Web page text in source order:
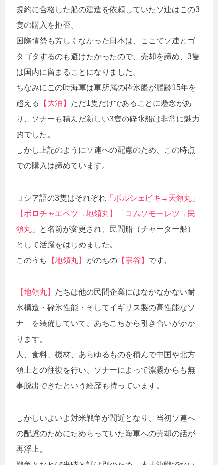
規約に合格した船の建造を依頼していたソ連はこの3
隻の購入を拒否。
国際情勢も芳しくなかった日本は、ここでソ連とゴ
タゴタするのも避けたかったので、売却を諦め、3隻
は国内に留まることになりました。
ちなみにこの時海軍は軍所属の砕氷艦が艦齢15年を
超える
【大泊】 ただ1隻だけであることに懸念があ
り、ソナーも積んだ新しい3隻の砕氷船は非常に魅力
的でした。
しかし上記のようにソ連への配慮のため、この時点
での購入は諦めています。
ロシア語の3隻はそれぞれ 「ボルシェビキ→天領丸」
【ボロチャエベツ→地領丸】「コムソモーレツ→民
領丸」
と名前が変更され、民間船（チャーター船）
として活躍をはじめました。
このうち
【地領丸】 がのちの 【宗谷】 です。
【地領丸】 たちは他の民間企業にはなかなかない耐
氷構造・砕氷性能・そしてイギリス製の高性能なソ
ナーを装備していて、あちこちから引き合いがかか
ります。
人、食料、機材、あらゆるものを積んで中国や北方
領土との往復を行い、ソナーによって濃霧からも無
事脱出できたという経歴も持っています。
しかしいよいよ対米戦争が間近となり、当初ソ連へ
の配慮のためにためらっていた海軍への売却の話が
再浮上。